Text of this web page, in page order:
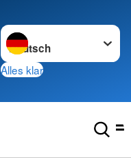
Sprache wechseln zu
Alles klar